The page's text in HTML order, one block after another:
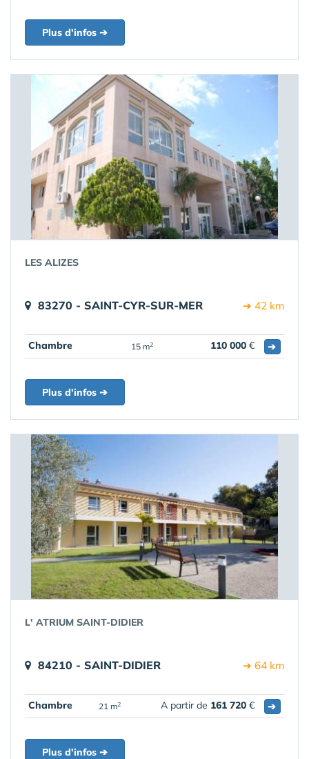
Plus d'infos ➔
LES ALIZES
83270 - SAINT-CYR-SUR-MER ➔ 42 km
Chambre 15 m2 110 000 € ➔
Plus d'infos ➔
L' ATRIUM SAINT-DIDIER
84210 - SAINT-DIDIER ➔ 64 km
Chambre 21 m2 A partir de 161 720 € ➔
Plus d'infos ➔